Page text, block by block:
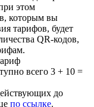
этом
которым вы
тарифов, будет
QR-кодов,
всего 3 + 10 =
до
по ссылке.